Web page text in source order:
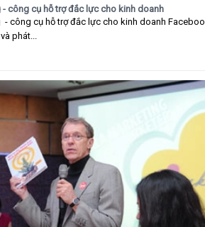
công cụ hỗ trợ đắc lực cho kinh doanh
công cụ hỗ trợ đắc lực cho kinh doanh
phát...